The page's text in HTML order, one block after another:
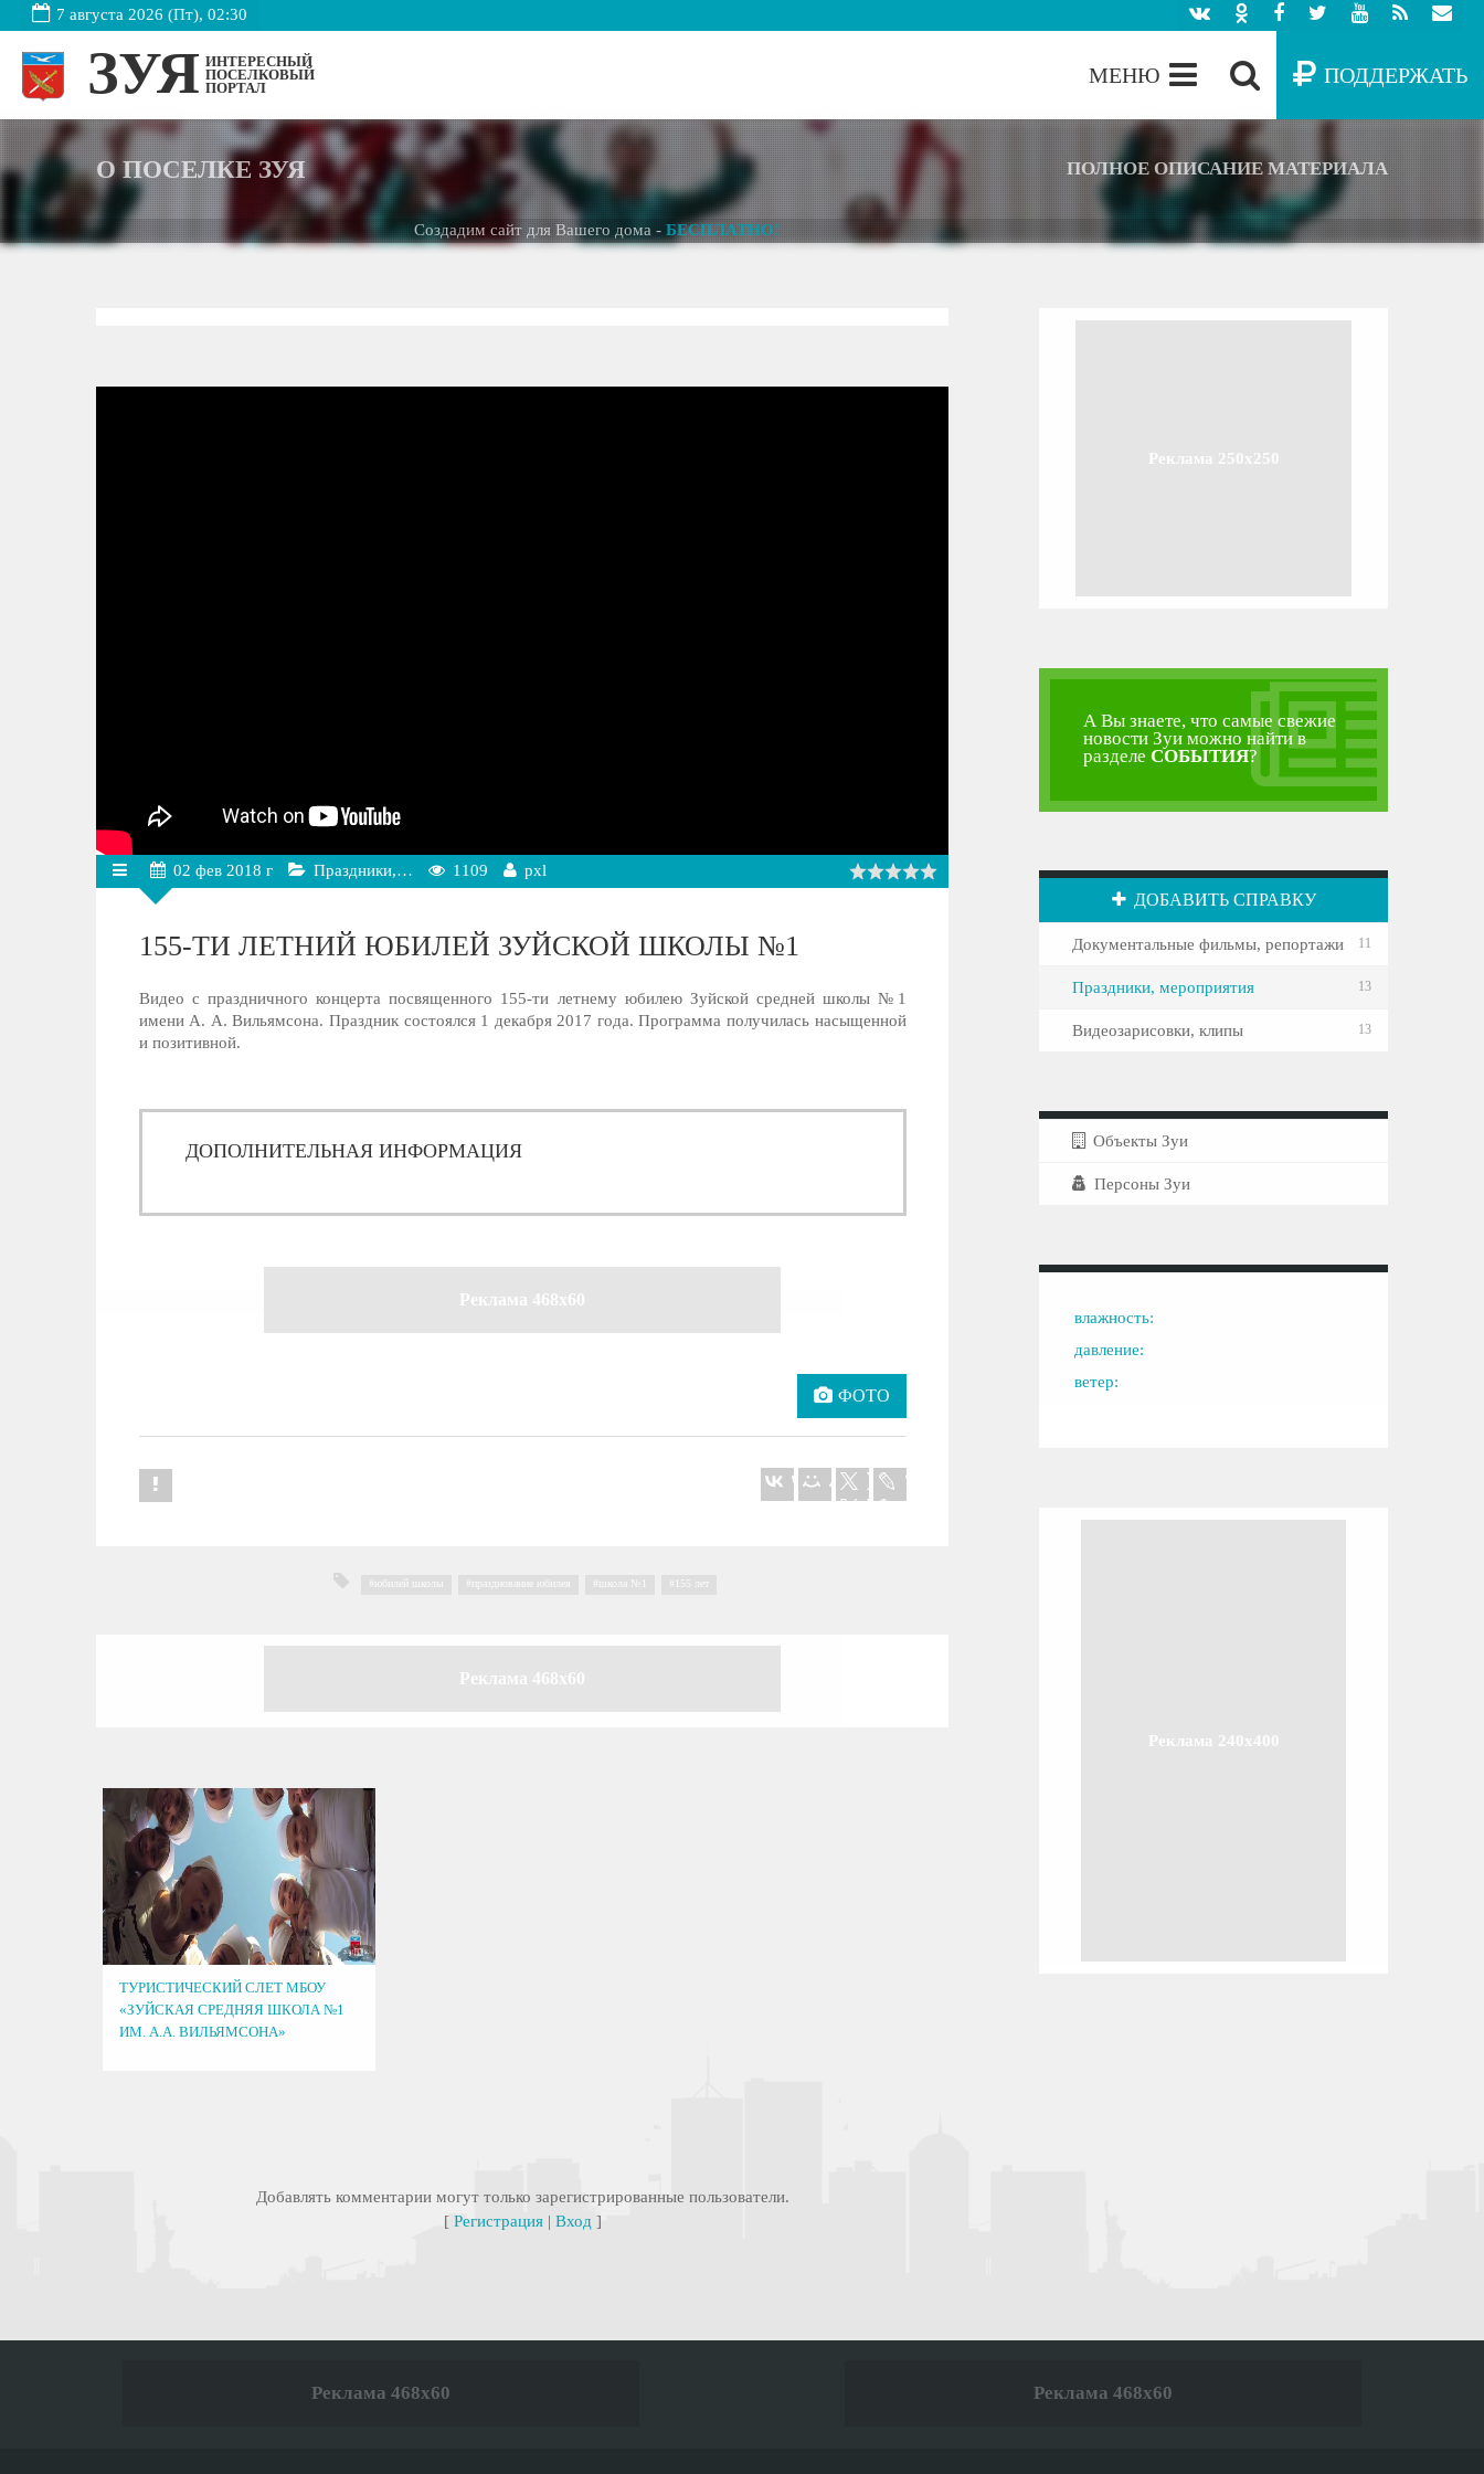
7 августа 2026 (Пт), 02:30
ЗУЯ ИНТЕРЕСНЫЙ
ПОСЕЛКОВЫЙ
ПОРТАЛ
ПОДДЕРЖАТЬ
МЕНЮ
О ПОСЕЛКЕ ЗУЯ ПОЛНОЕ ОПИСАНИЕ МАТЕРИАЛА
Создадим сайт для Вашего дома -БЕСПЛАТНО!
02 фев 2018 г Праздники,… 1109 pxl
155-ТИ ЛЕТНИЙ ЮБИЛЕЙ ЗУЙСКОЙ ШКОЛЫ №1
Видео с праздничного концерта посвященного 155-ти летнему юбилею Зуйской средней школы №1
имени А. А. Вильямсона. Праздник состоялся 1 декабря 2017 года. Программа получилась насыщенной
и позитивной.
ДОПОЛНИТЕЛЬНАЯ ИНФОРМАЦИЯ
Реклама 468x60
ФОТО
юбилей школы празднование юбилея школа №1 155 лет
Реклама 468x60
ТУРИСТИЧЕСКИЙ СЛЕТ МБОУ
«ЗУЙСКАЯ СРЕДНЯЯ ШКОЛА №1
ИМ. А.А. ВИЛЬЯМСОНА»
Добавлять комментарии могут только зарегистрированные пользователи.
[ Регистрация| Вход]
Реклама 250x250
А Вы знаете, что самые свежие
новости Зуи можно найти в
разделеСОБЫТИЯ?
ДОБАВИТЬ СПРАВКУ
Документальные фильмы, репортажи 11
Праздники, мероприятия 13
Видеозарисовки, клипы 13
Объекты Зуи
Персоны Зуи
влажность:
давление:
ветер:
Реклама 240x400
Реклама 468x60 Реклама 468x60